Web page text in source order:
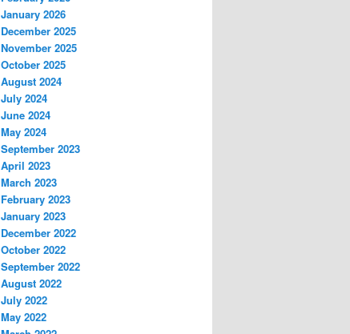
January 2026
December 2025
November 2025
October 2025
August 2024
July 2024
June 2024
May 2024
September 2023
April 2023
March 2023
February 2023
January 2023
December 2022
October 2022
September 2022
August 2022
July 2022
May 2022